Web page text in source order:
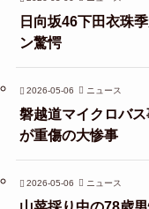
日向坂46下田衣珠
ン驚愕
2026-05-06 ニュース
磐越道マイクロバ
が重傷の大惨事
2026-05-06 ニュース